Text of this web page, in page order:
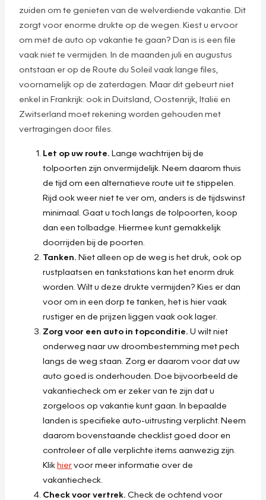
zuiden om te genieten van de welverdiende vakantie. Dit
zorgt voor enorme drukte op de wegen. Kiest u ervoor
om met de auto op vakantie te gaan? Dan is is een file
vaak niet te vermijden. In de maanden juli en augustus
ontstaan er op de Route du Soleil vaak lange files,
voornamelijk op de zaterdagen. Maar dit gebeurt niet
enkel in Frankrijk: ook in Duitsland, Oostenrijk, Italië en
Zwitserland moet rekening worden gehouden met
vertragingen door files.
Let op uw route. Lange wachtrijen bij de
tolpoorten zijn onvermijdelijk. Neem daarom thuis
de tijd om een alternatieve route uit te stippelen.
Rijd ook weer niet te ver om, anders is de tijdswinst
minimaal. Gaat u toch langs de tolpoorten, koop
dan een tolbadge. Hiermee kunt gemakkelijk
doorrijden bij de poorten.
Tanken. Niet alleen op de weg is het druk, ook op
rustplaatsen en tankstations kan het enorm druk
worden. Wilt u deze drukte vermijden? Kies er dan
voor om in een dorp te tanken, het is hier vaak
rustiger en de prijzen liggen vaak ook lager.
Zorg voor een auto in topconditie. U wilt niet
onderweg naar uw droombestemming met pech
langs de weg staan. Zorg er daarom voor dat uw
auto goed is onderhouden. Doe bijvoorbeeld de
vakantiecheck om er zeker van te zijn dat u
zorgeloos op vakantie kunt gaan. In bepaalde
landen is specifieke auto-uitrusting verplicht. Neem
daarom bovenstaande checklist goed door en
controleer of alle verplichte items aanwezig zijn.
Klikhiervoor meer informatie over de
vakantiecheck.
Check voor vertrek. Check de ochtend voor